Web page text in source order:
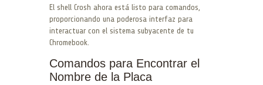
El shell Crosh ahora está listo para comandos,
proporcionando una poderosa interfaz para
interactuar con el sistema subyacente de tu
Chromebook.
Comandos para Encontrar el
Nombre de la Placa